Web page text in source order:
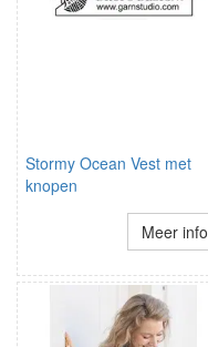
Stormy Ocean Vest met
knopen
Meer info